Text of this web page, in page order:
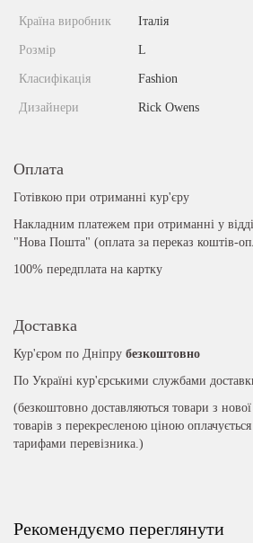
Країна виробник Італія
Розмір L
Класифікація Fashion
Дизайнери Rick Owens
Оплата
Готівкою при отриманні кур'єру
Накладним платежем при отриманні у
"Нова Пошта" (оплата за переказ коштів-
100% передплата на картку
Доставка
Кур'єром по Дніпру безкоштовно
По Україні кур'єрськими службами
(безкоштовно доставляються товари з
товарів з перекресленою ціною
тарифами перевізника.)
Рекомендуємо переглянути